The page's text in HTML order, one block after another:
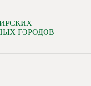
ГОРОДОВ